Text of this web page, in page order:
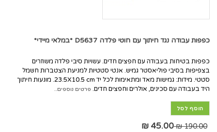
כפפות עבודה נגד חיתוך עם חוטי פלדה D5637 *במלאי מיידי*
כפפות בטיחות בעבודה עם חפצים חדים. עשויות סיבי פלדה משוזרים
בצפיפות בסיבי פוליאסטר גמיש. אנטי סטטיות למניעת הצטברות חשמל
סטטי. מידות: גמישות מאד ומתאימות לכל יד 23.5X10.5 cm. מונעות חיתוך
היד בעבודה עם סכינים, אולרים וחפצים חדים. פרטים נוספים..
הוסף לסל
190.00 ₪
45.00 ₪